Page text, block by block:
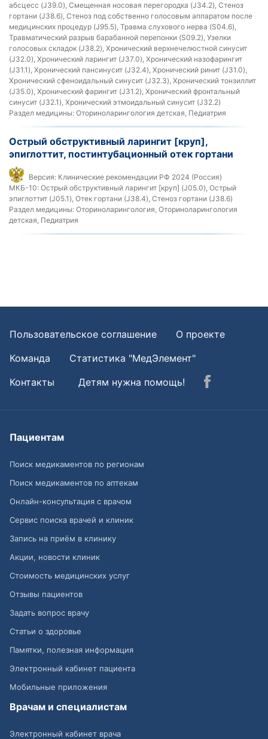
абсцесс (J39.0), Смещенная носовая перегородка (J34.2), Стеноз
гортани (J38.6), Стеноз под собственно голосовым аппаратом после
медицинских процедур (J95.5), Травма слухового нерва (S04.6),
Травматический разрыв барабанной перепонки (S09.2), Узелки
голосовых складок (J38.2), Хронический верхнечелюстной синусит
(J32.0), Хронический ларингит (J37.0), Хронический назофарингит
(J31.1), Хронический пансинусит (J32.4), Хронический ринит (J31.0),
Хронический сфеноидальный синусит (J32.3), Хронический тонзиллит
(J35.0), Хронический фарингит (J31.2), Хронический фронтальный
синусит (J32.1), Хронический этмоидальный синусит (J32.2)
Раздел медицины: Оториноларингология детская, Педиатрия
Острый обструктивный ларингит [круп],
эпиглоттит, постинтубационный отек гортани
Версия: Клинические рекомендации РФ 2024 (Россия)
МКБ-10: Острый обструктивный ларингит [круп] (J05.0), Острый
эпиглоттит (J05.1), Отек гортани (J38.4), Стеноз гортани (J38.6)
Раздел медицины: Оториноларингология, Оториноларингология
детская, Педиатрия
Пользовательское соглашение
О проекте
Команда
Статистика "МедЭлемент"
Контакты
Детям нужна помощь!
Пациентам
Поиск медикаментов по регионам
Поиск медикаментов по аптекам
Онлайн-консультация с врачом
Сервис поиска врачей и клиник
Запись на приём в клинику
Акции, новости клиник
Стоимость медицинских услуг
Отзывы пациентов
Задать вопрос врачу
Статьи о здоровье
Памятки, полезная информация
Электронный кабинет пациента
Мобильные приложения
Врачам и специалистам
Электронный кабинет врача